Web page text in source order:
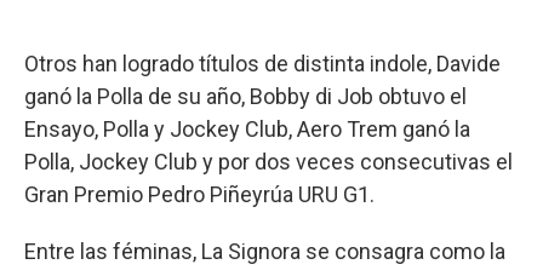
Otros han logrado títulos de distinta indole, Davide
ganó la Polla de su año, Bobby di Job obtuvo el
Ensayo, Polla y Jockey Club, Aero Trem ganó la
Polla, Jockey Club y por dos veces consecutivas el
Gran Premio Pedro Piñeyrúa URU G1.
Entre las féminas, La Signora se consagra como la